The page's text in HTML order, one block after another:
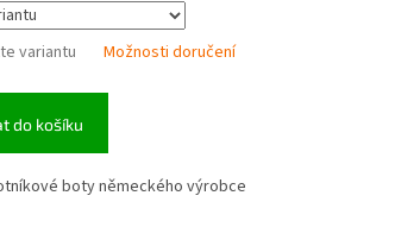
variantu Možnosti doručení
do košíku
boty německého výrobce